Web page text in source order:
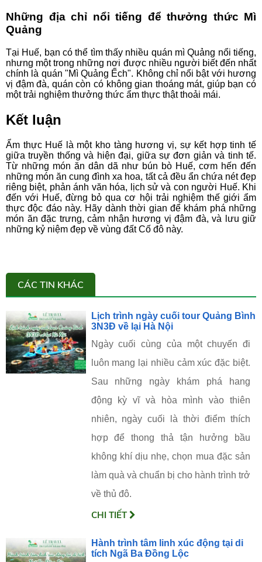
Những địa chỉ nổi tiếng để thưởng thức Mì
Quảng
Tại Huế, bạn có thể tìm thấy nhiều quán mì Quảng nổi tiếng,
nhưng một trong những nơi được nhiều người biết đến nhất
chính là quán "Mì Quảng Ếch". Không chỉ nổi bật với hương
vị đậm đà, quán còn có không gian thoáng mát, giúp bạn có
một trải nghiệm thưởng thức ẩm thực thật thoải mái.
Kết luận
Ẩm thực Huế là một kho tàng hương vị, sự kết hợp tinh tế
giữa truyền thống và hiện đại, giữa sự đơn giản và tinh tế.
Từ những món ăn dân dã như bún bò Huế, cơm hến đến
những món ăn cung đình xa hoa, tất cả đều ẩn chứa nét đẹp
riêng biệt, phản ánh văn hóa, lịch sử và con người Huế. Khi
đến với Huế, đừng bỏ qua cơ hội trải nghiệm thế giới ẩm
thực độc đáo này. Hãy dành thời gian để khám phá những
món ăn đặc trưng, cảm nhận hương vị đậm đà, và lưu giữ
những kỷ niệm đẹp về vùng đất Cố đô này.
CÁC TIN KHÁC
Lịch trình ngày cuối tour Quảng Bình
3N3Đ về lại Hà Nội
Ngày cuối cùng của một chuyến đi
luôn mang lại nhiều cảm xúc đặc biệt.
Sau những ngày khám phá hang
động kỳ vĩ và hòa mình vào thiên
nhiên, ngày cuối là thời điểm thích
hợp để thong thả tận hưởng bầu
không khí dịu nhẹ, chọn mua đặc sản
làm quà và chuẩn bị cho hành trình trở
về thủ đô.
CHI TIẾT
Hành trình tâm linh xúc động tại di
tích Ngã Ba Đồng Lộc